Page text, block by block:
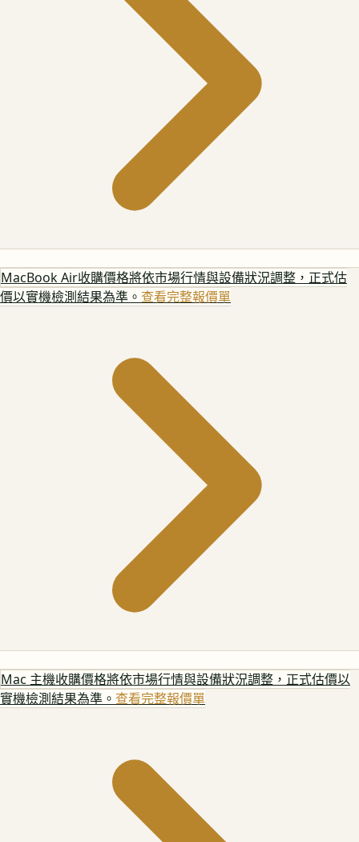
MacBook Air收購價格將依市場行情與設備狀況調整，正式估
價以實機檢測結果為準。 查看完整報價單
Mac 主機收購價格將依市場行情與設備狀況調整，正式估價以
實機檢測結果為準。 查看完整報價單